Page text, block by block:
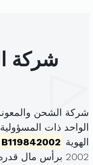
شركة
شركة الشحن
الواحد ذات
الهوية B119842002
2002 برأس مال قدره